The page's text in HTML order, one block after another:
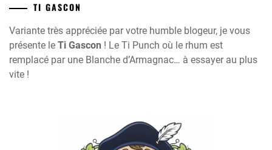
TI GASCON
Variante très appréciée par votre humble blogeur, je vous
présente le Ti Gascon ! Le Ti Punch où le rhum est
remplacé par une Blanche d’Armagnac… à essayer au plus
vite !